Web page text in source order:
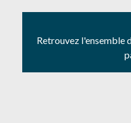
Retrouvez l'ensemble